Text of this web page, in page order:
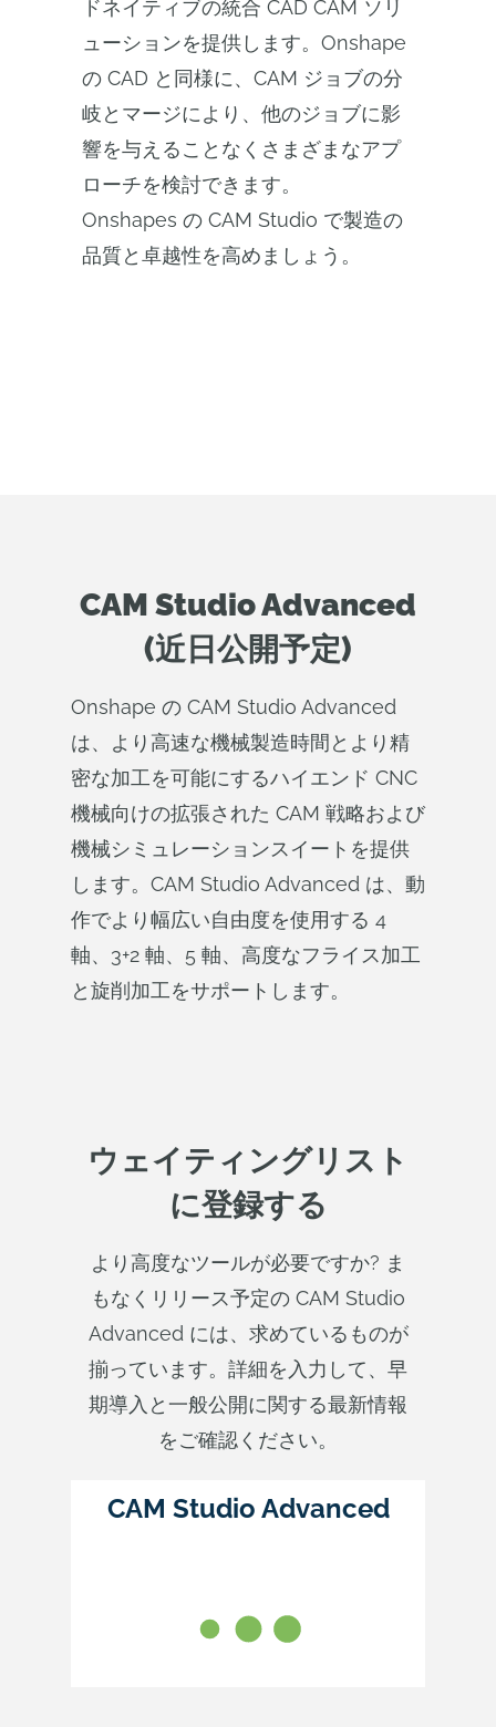
ドネイティブの統合 CAD CAM ソリ
ューションを提供します。Onshape
の CAD と同様に、CAM ジョブの分
岐とマージにより、他のジョブに影
響を与えることなくさまざまなアプ
ローチを検討できます。
Onshapes の CAM Studio で製造の
品質と卓越性を高めましょう。
CAM Studio Advanced
(近日公開予定)
Onshape の CAM Studio Advanced
は、より高速な機械製造時間とより精
密な加工を可能にするハイエンド CNC
機械向けの拡張された CAM 戦略および
機械シミュレーションスイートを提供
します。CAM Studio Advanced は、動
作でより幅広い自由度を使用する 4
軸、3+2 軸、5 軸、高度なフライス加工
と旋削加工をサポートします。
ウェイティングリスト
に登録する
より高度なツールが必要ですか? ま
もなくリリース予定の CAM Studio
Advanced には、求めているものが
揃っています。詳細を入力して、早
期導入と一般公開に関する最新情報
をご確認ください。
CAM Studio Advanced